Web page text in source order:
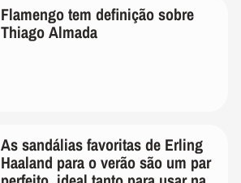
Flamengo tem definição sobre
Thiago Almada
As sandálias favoritas de Erling
Haaland para o verão são um par